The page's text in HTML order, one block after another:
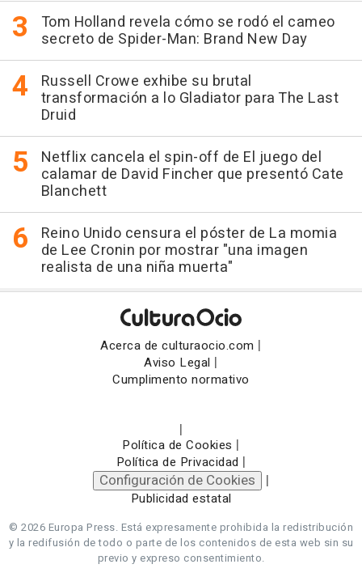
Tom Holland revela cómo se rodó el cameo
secreto de Spider-Man: Brand New Day
Russell Crowe exhibe su brutal
transformación a lo Gladiator para The Last
Druid
Netflix cancela el spin-off de El juego del
calamar de David Fincher que presentó Cate
Blanchett
Reino Unido censura el póster de La momia
de Lee Cronin por mostrar "una imagen
realista de una niña muerta"
Acerca de culturaocio.com |
Aviso Legal |
Cumplimento normativo
|
Política de Cookies |
Política de Privacidad |
Configuración de Cookies |
Publicidad estatal
© 2026 Europa Press. Está expresamente prohibida la redistribución
y la redifusión de todo o parte de los contenidos de esta web sin su
previo y expreso consentimiento.